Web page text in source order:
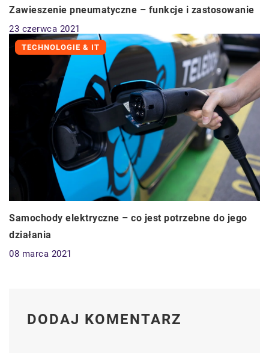
Zawieszenie pneumatyczne – funkcje i zastosowanie
23 czerwca 2021
TECHNOLOGIE & IT
Samochody elektryczne – co jest potrzebne do jego
działania
08 marca 2021
DODAJ KOMENTARZ